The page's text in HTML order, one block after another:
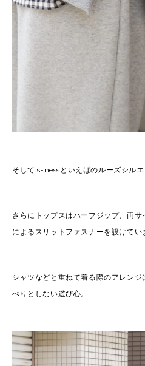
そしてis-nessといえばのルーズシルエ
さらにトップスはハーフジップ、両
によるスリットファスナーを設けてい
シャツなどと重ねて着る際のアレン
ぺりとしない遊び心。